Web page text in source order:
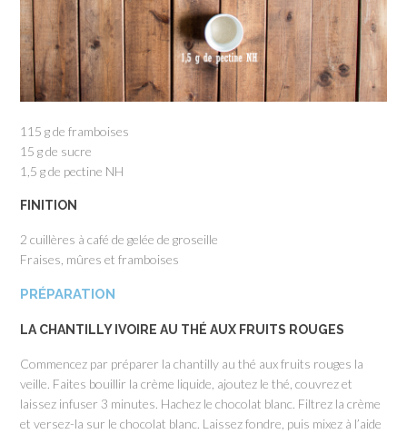
115 g de framboises
15 g de sucre
1,5 g de pectine NH
FINITION
2 cuillères à café de gelée de groseille
Fraises, mûres et framboises
PRÉPARATION
LA CHANTILLY IVOIRE AU THÉ AUX FRUITS ROUGES
Commencez par préparer la chantilly au thé aux fruits rouges la
veille. Faites bouillir la crème liquide, ajoutez le thé, couvrez et
laissez infuser 3 minutes. Hachez le chocolat blanc. Filtrez la crème
et versez-la sur le chocolat blanc. Laissez fondre, puis mixez à l’aide